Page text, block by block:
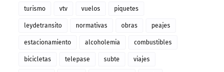
turismo vtv vuelos piquetes
leydetransito normativas obras peajes
estacionamiento alcoholemia combustibles
bicicletas telepase subte viajes